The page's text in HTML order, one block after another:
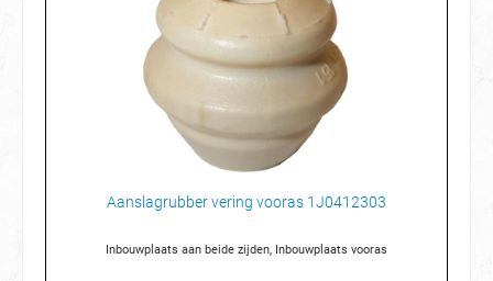
Aanslagrubber vering vooras 1J0412303
Inbouwplaats aan beide zijden, Inbouwplaats vooras